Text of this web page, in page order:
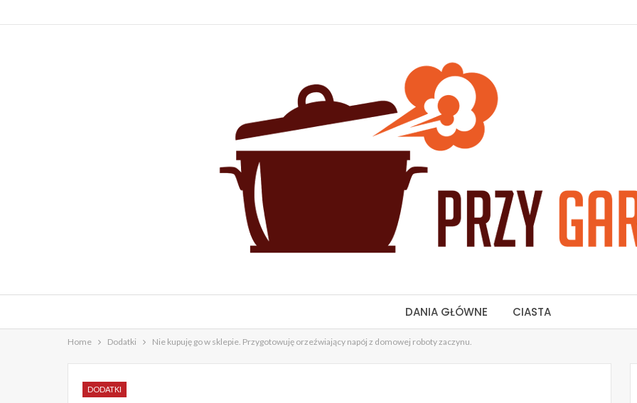
DANIA GŁÓWNE CIASTA
Home Dodatki Nie kupuję go w sklepie. Przygotowuję orzeźwiający napój z domowej roboty zaczynu.
DODATKI